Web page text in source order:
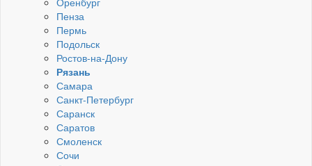
Пенза
Пермь
Подольск
Ростов-на-Дону
Рязань
Самара
Санкт-Петербург
Саранск
Саратов
Смоленск
Сочи